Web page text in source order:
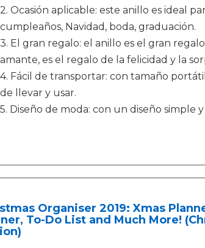
2. Ocasión aplicable: este anillo es ideal
cumpleaños, Navidad, boda, graduación.
3. El gran regalo: el anillo es el gran
amante, es el regalo de la felicidad y la
4. Fácil de transportar: con tamaño
de llevar y usar.
5. Diseño de moda: con un diseño simple
Organiser 2019: Xmas
To-Do List and Much More!